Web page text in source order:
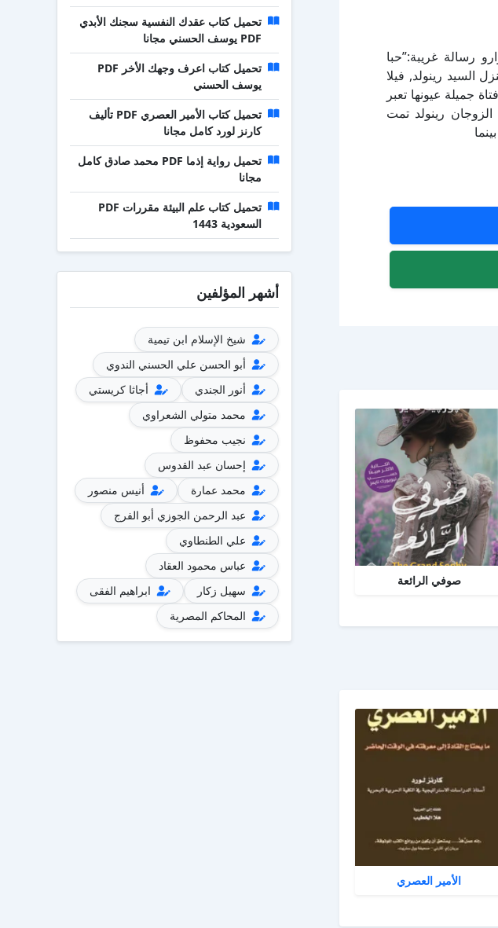
رسالة غريبة:”حبا
السيد رينولد, فيلا
جميلة عيونها تعبر
رينولد تمت
صوفي الرائعة
الأمير العصري
تحميل كتاب عقدك النفسية سجنك الأبدي
PDF يوسف الحسني مجانا
تحميل كتاب اعرف وجهك الأخر PDF
يوسف الحسني
تحميل كتاب الأمير العصري PDF تأليف
كارنز لورد كامل مجانا
تحميل رواية إذما PDF محمد صادق كامل
مجانا
تحميل كتاب علم البيئة مقررات PDF
السعودية 1443
أشهر المؤلفين
شيخ الإسلام ابن تيمية
أبو الحسن علي الحسني الندوي
أنور الجندي
أجاثا كريستي
محمد متولي الشعراوي
نجيب محفوظ
إحسان عبد القدوس
محمد عمارة
أنيس منصور
عبد الرحمن الجوزي أبو الفرج
علي الطنطاوي
عباس محمود العقاد
سهيل زكار
ابراهيم الفقى
المحاكم المصرية